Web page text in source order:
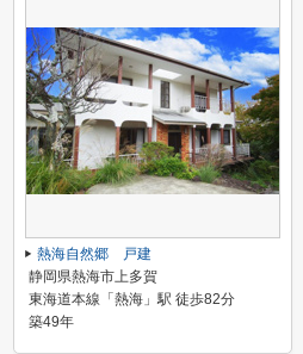
熱海自然郷 戸建
静岡県熱海市上多賀
東海道本線「熱海」駅 徒歩82分
築49年